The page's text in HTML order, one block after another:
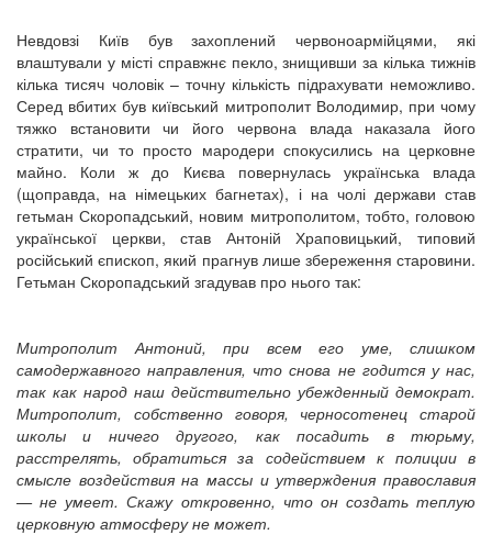
Невдовзі Київ був захоплений червоноармійцями, які
влаштували у місті справжнє пекло, знищивши за кілька тижнів
кілька тисяч чоловік – точну кількість підрахувати неможливо.
Серед вбитих був київський митрополит Володимир, при чому
тяжко встановити чи його червона влада наказала його
стратити, чи то просто мародери спокусились на церковне
майно. Коли ж до Києва повернулась українська влада
(щоправда, на німецьких багнетах), і на чолі держави став
гетьман Скоропадський, новим митрополитом, тобто, головою
української церкви, став Антоній Храповицький, типовий
російський єпископ, який прагнув лише збереження старовини.
Гетьман Скоропадський згадував про нього так:
Митрополит Антоний, при всем его уме, слишком
самодержавного направления, что снова не годится у нас,
так как народ наш действительно убежденный демократ.
Митрополит, собственно говоря, черносотенец старой
школы и ничего другого, как посадить в тюрьму,
расстрелять, обратиться за содействием к полиции в
смысле воздействия на массы и утверждения православия
— не умеет. Скажу откровенно, что он создать теплую
церковную атмосферу не может.